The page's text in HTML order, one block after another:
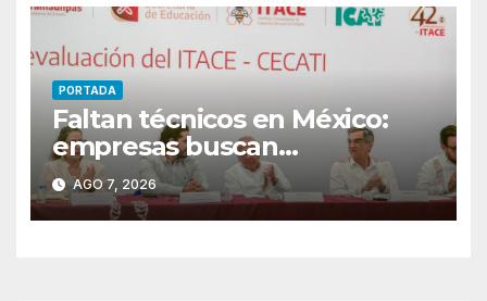
PORTADA
Faltan técnicos en México:
empresas buscan
trabajadores antes de que
terminen de capacitarse
AGO 7, 2026